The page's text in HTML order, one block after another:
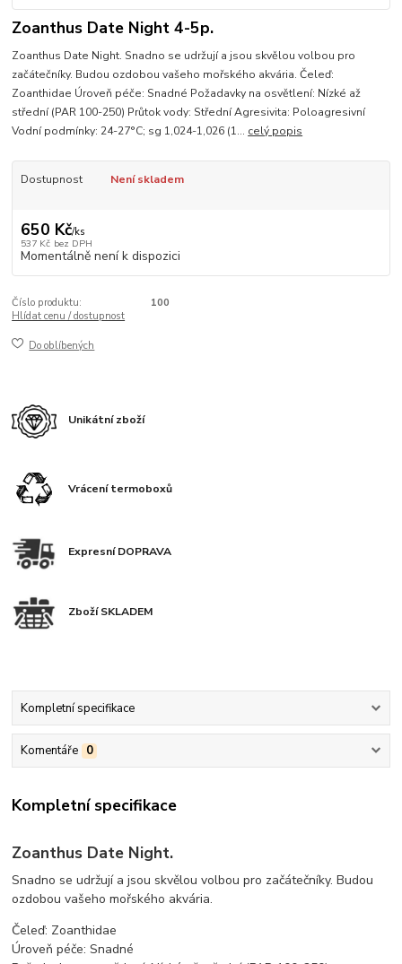
Zoanthus Date Night 4-5p.
Zoanthus Date Night. Snadno se udržují a jsou skvělou volbou pro
začátečníky. Budou ozdobou vašeho mořského akvária. Čeleď:
Zoanthidae Úroveň péče: Snadné Požadavky na osvětlení: Nízké až
střední (PAR 100-250) Průtok vody: Střední Agresivita: Poloagresivní
Vodní podmínky: 24-27°C; sg 1,024-1,026 (1... celý popis
Dostupnost Není skladem
650 Kč/ks
537 Kč bez DPH
Momentálně není k dispozici
Číslo produktu:
100
Hlídat cenu / dostupnost
Do oblíbených
Unikátní zboží
Vrácení termoboxů
Expresní DOPRAVA
Zboží SKLADEM
Kompletní specifikace
Komentáře 0
Kompletní specifikace
Zoanthus Date Night.
Snadno se udržují a jsou skvělou volbou pro začátečníky. Budou
ozdobou vašeho mořského akvária.
Čeleď: Zoanthidae
Úroveň péče: Snadné